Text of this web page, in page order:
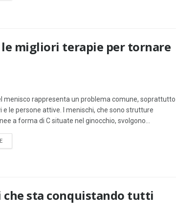
migliori terapie per tornare
menisco rappresenta un problema comune, soprattutto
e le persone attive. I menischi, che sono strutture
a forma di C situate nel ginocchio, svolgono...
DETAILS
che sta conquistando tutti